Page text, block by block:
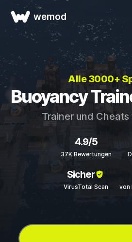
wemod
Alle 3000+
Buoyancy
Trainer und Cheats
4.9/5
37K Bewertungen
Sicher
VirusTotal Scan von